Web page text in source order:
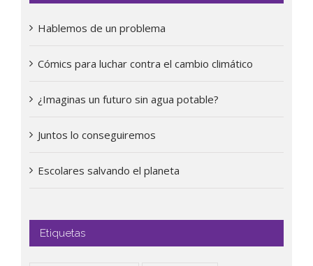
Hablemos de un problema
Cómics para luchar contra el cambio climático
¿Imaginas un futuro sin agua potable?
Juntos lo conseguiremos
Escolares salvando el planeta
Etiquetas